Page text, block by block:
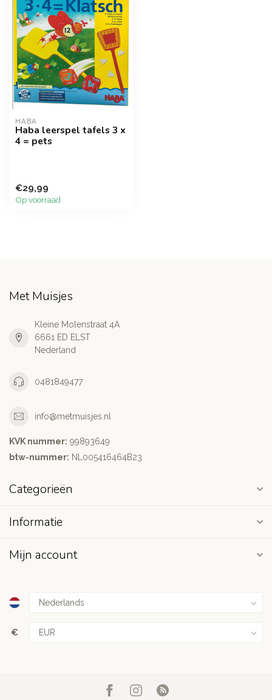
HABA
Haba leerspel tafels 3 x
4 = pets
€29,99
Op voorraad
Met Muisjes
Kleine Molenstraat 4A
6661 ED ELST
Nederland
0481849477
info@metmuisjes.nl
KVK nummer: 99893649
btw-nummer: NL005416464B23
Categorieën
Informatie
Mijn account
€